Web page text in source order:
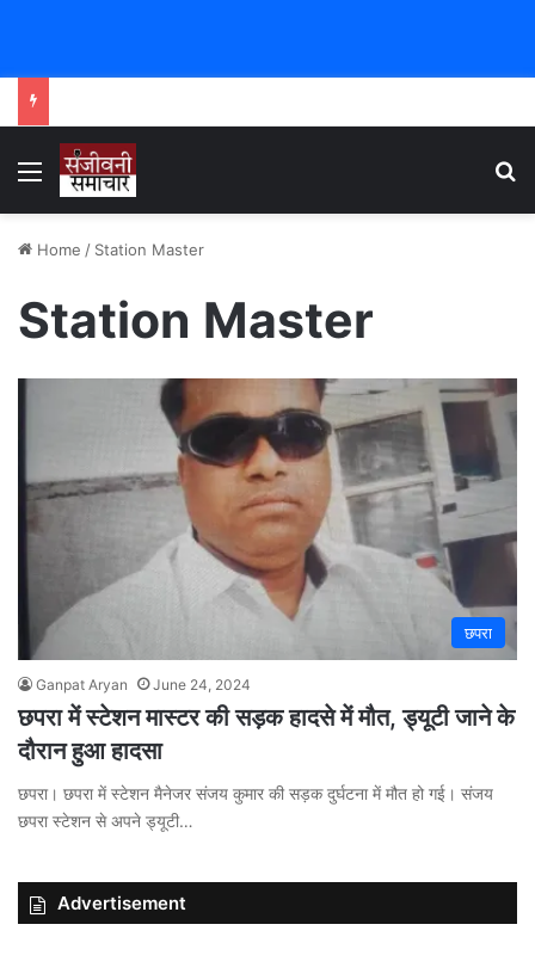
Menu
Home / Station Master
Station Master
छपरा
Ganpat Aryan June 24, 2024
छपरा में स्टेशन मास्टर की सड़क हादसे में मौत, ड्यूटी जाने के
दौरान हुआ हादसा
छपरा। छपरा में स्टेशन मैनेजर संजय कुमार की सड़क दुर्घटना में मौत हो गई। संजय
छपरा स्टेशन से अपने ड्यूटी…
Advertisement